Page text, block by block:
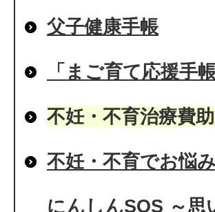
父子健康手帳
「まご育て応援手
不妊・不育治療費
不妊・不育でお悩
にんしんSOS ～